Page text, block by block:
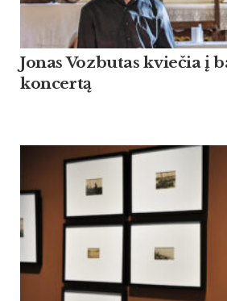
Jonas Vozbutas kviečia į
koncertą